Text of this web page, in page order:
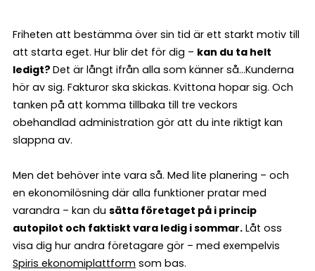
Friheten att bestämma över sin tid är ett starkt motiv till
att starta eget. Hur blir det för dig – kan du ta helt
ledigt? Det är långt ifrån alla som känner så…Kunderna
hör av sig. Fakturor ska skickas. Kvittona hopar sig. Och
tanken på att komma tillbaka till tre veckors
obehandlad administration gör att du inte riktigt kan
slappna av.
Men det behöver inte vara så. Med lite planering – och
en ekonomilösning där alla funktioner pratar med
varandra – kan du sätta företaget på i princip
autopilot och faktiskt vara ledig i sommar. Låt oss
visa dig hur andra företagare gör – med exempelvis
Spiris ekonomiplattform som bas.